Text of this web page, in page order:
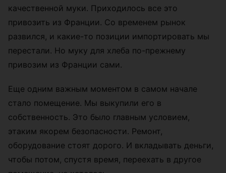
качественной муки. Приходилось все это
привозить из Франции. Со временем рынок
развился, и какие-то позиции импортировать мы
перестали. Но муку для хлеба по-прежнему
привозим из Франции сами.
Еще одним важным моментом в самом начале
стало помещение. Мы выкупили его в
собственность. Это было главным условием,
этаким якорем безопасности. Ремонт,
оборудование стоят дорого. И вкладывать деньги,
чтобы потом, спустя время, переехать в другое